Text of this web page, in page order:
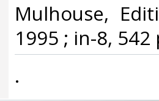
‎Mulhouse,
1995 ; in-8, 542
‎.‎